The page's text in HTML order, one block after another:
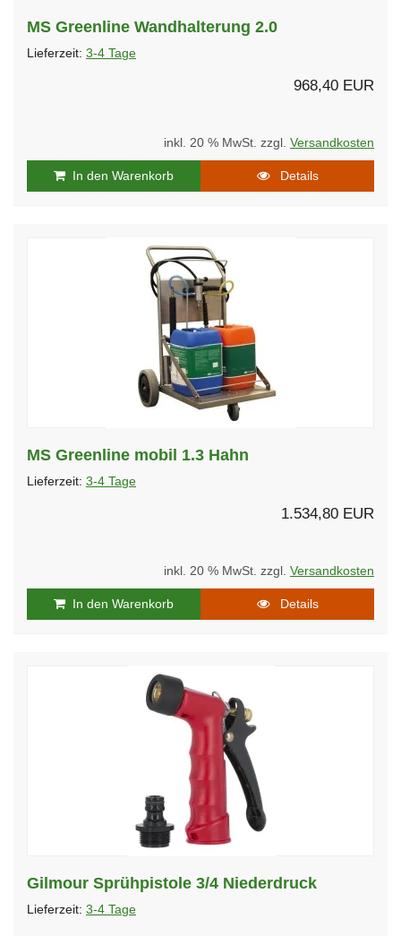
MS Greenline Wandhalterung 2.0
Lieferzeit: 3-4 Tage
968,40 EUR
inkl. 20 % MwSt. zzgl. Versandkosten
In den Warenkorb Details
MS Greenline mobil 1.3 Hahn
Lieferzeit: 3-4 Tage
1.534,80 EUR
inkl. 20 % MwSt. zzgl. Versandkosten
In den Warenkorb Details
Gilmour Sprühpistole 3/4 Niederdruck
Lieferzeit: 3-4 Tage